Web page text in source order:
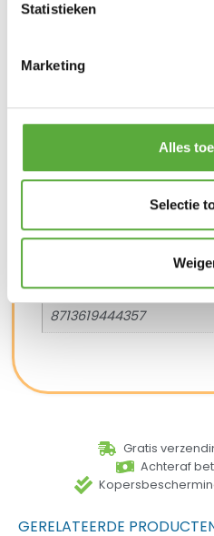
Statistieken
Marketing
Alles
Selectie
Snelle verzending & levering
CategorieënTuindecoratie,
Anna's Collection
Merk
Anna's Collection
SKU
EAN
8713619444357
Gratis
Achteraf
GERELATEERDE